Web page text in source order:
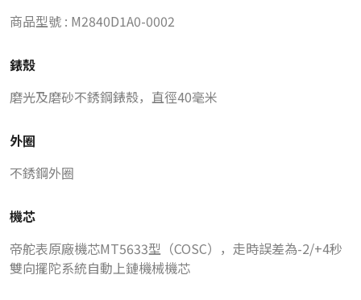
商品型號 : M2840D1A0-0002
錶殼
磨光及磨砂不銹鋼錶殼，直徑40毫米
外圈
不銹鋼外圈
機芯
帝舵表原廠機芯MT5633型（COSC），走時誤差為-2/+4秒
雙向擺陀系統自動上鏈機械機芯